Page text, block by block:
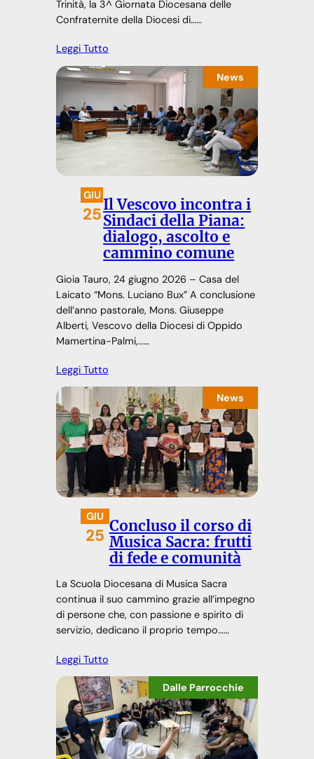
Trinità, la 3^ Giornata Diocesana delle
Confraternite della Diocesi di……
Leggi Tutto
News
GIU
25Il Vescovo incontra i
Sindaci della Piana:
dialogo, ascolto e
cammino comune
Gioia Tauro, 24 giugno 2026 – Casa del
Laicato “Mons. Luciano Bux” A conclusione
dell’anno pastorale, Mons. Giuseppe
Alberti, Vescovo della Diocesi di Oppido
Mamertina-Palmi,……
Leggi Tutto
News
GIU
25 Concluso il corso di
Musica Sacra: frutti
di fede e comunità
La Scuola Diocesana di Musica Sacra
continua il suo cammino grazie all’impegno
di persone che, con passione e spirito di
servizio, dedicano il proprio tempo……
Leggi Tutto
Dalle Parrocchie